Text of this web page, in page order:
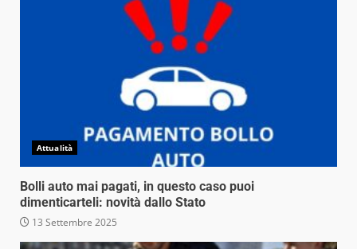
Attualità
Bolli auto mai pagati, in questo caso puoi
dimenticarteli: novità dallo Stato
13 Settembre 2025